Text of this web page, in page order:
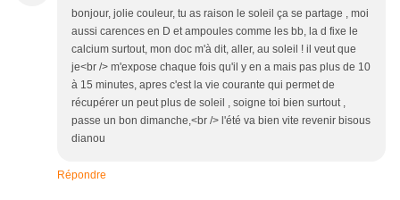
bonjour, jolie couleur, tu as raison le soleil ça se partage , moi
aussi carences en D et ampoules comme les bb, la d fixe le
calcium surtout, mon doc m'à dit, aller, au soleil ! il veut que
je<br /> m'expose chaque fois qu'il y en a mais pas plus de 10
à 15 minutes, apres c'est la vie courante qui permet de
récupérer un peut plus de soleil , soigne toi bien surtout ,
passe un bon dimanche,<br /> l'été va bien vite revenir bisous
dianou
Répondre